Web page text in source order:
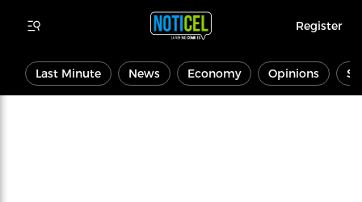
Register
Last Minute News Economy Opinions